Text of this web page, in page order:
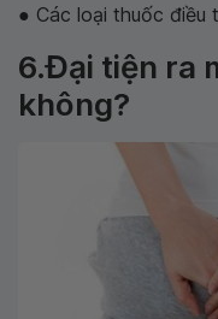
● Các loại thuốc điều
6.Đại tiện ra
không?